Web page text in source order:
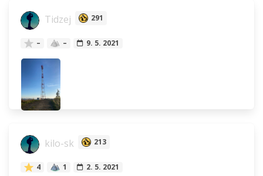
Tidzej 291
– – 9. 5. 2021
kilo-sk 213
4 1 2. 5. 2021